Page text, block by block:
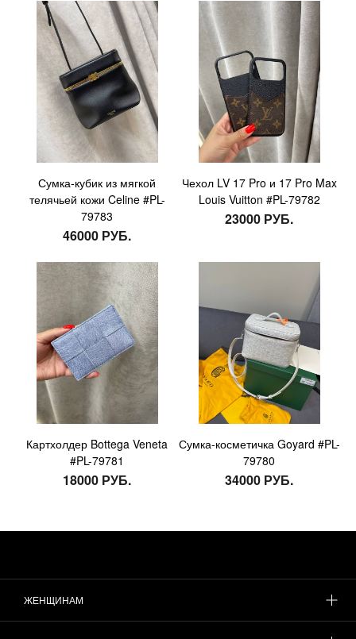
Сумка-кубик из мягкой
телячьей кожи Celine #PL-
79783
46000 РУБ.
Чехол LV 17 Pro и 17 Pro Max
Louis Vuitton #PL-79782
23000 РУБ.
Картхолдер Bottega Veneta
#PL-79781
18000 РУБ.
Сумка-косметичка Goyard #PL-
79780
34000 РУБ.
ЖЕНЩИНАМ